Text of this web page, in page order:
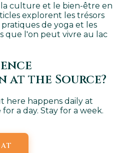
la culture et le bien-être en
explorent les trésors
de yoga et les
que l'on peut vivre au lac
at the Source?
here happens daily at
a day. Stay for a week.